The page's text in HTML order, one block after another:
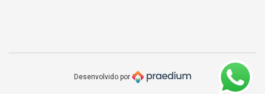
Desenvolvido por